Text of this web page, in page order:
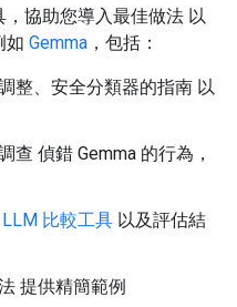
協助您導入最佳做法 以
如 Gemma ，包括：
整、安全分類器的指南 以
查 偵錯 Gemma 的行為，
LLM 比較工具 以及評估結
提供精簡範例